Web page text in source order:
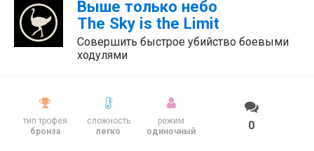
Выше только небо
The Sky is the Limit
Совершить быстрое убийство боевыми
ходулями
тип трофея
бронза
сложность
легко
режим
одиночный
0